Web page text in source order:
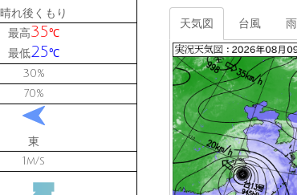
晴れ後くもり
最高35℃
最低25℃
30%
70%
東
1 m/s
天気図 台風 雨